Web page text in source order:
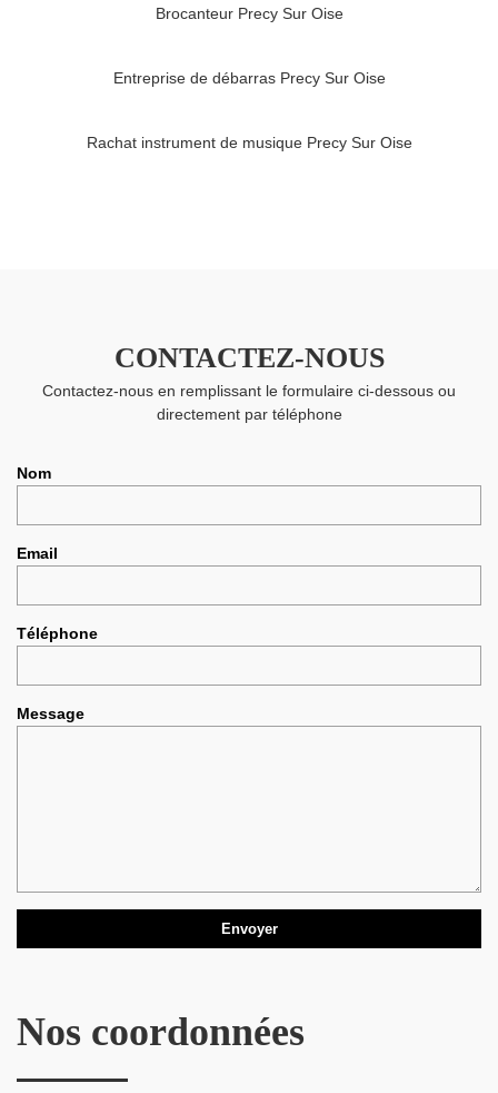
Brocanteur Precy Sur Oise
Entreprise de débarras Precy Sur Oise
Rachat instrument de musique Precy Sur Oise
CONTACTEZ-NOUS
Contactez-nous en remplissant le formulaire ci-dessous ou
directement par téléphone
Nom
Email
Téléphone
Message
Nos coordonnées